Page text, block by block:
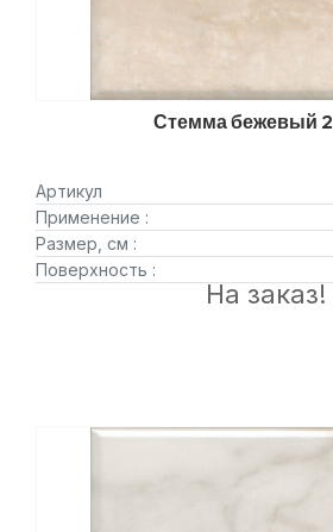
Стемма бежевый
Артикул
Применение :
Размер, см :
Поверхность :
На заказ!